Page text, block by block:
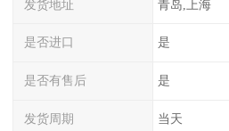
发货地址 青岛,上海
是否进口 是
是否有售后 是
发货周期 当天